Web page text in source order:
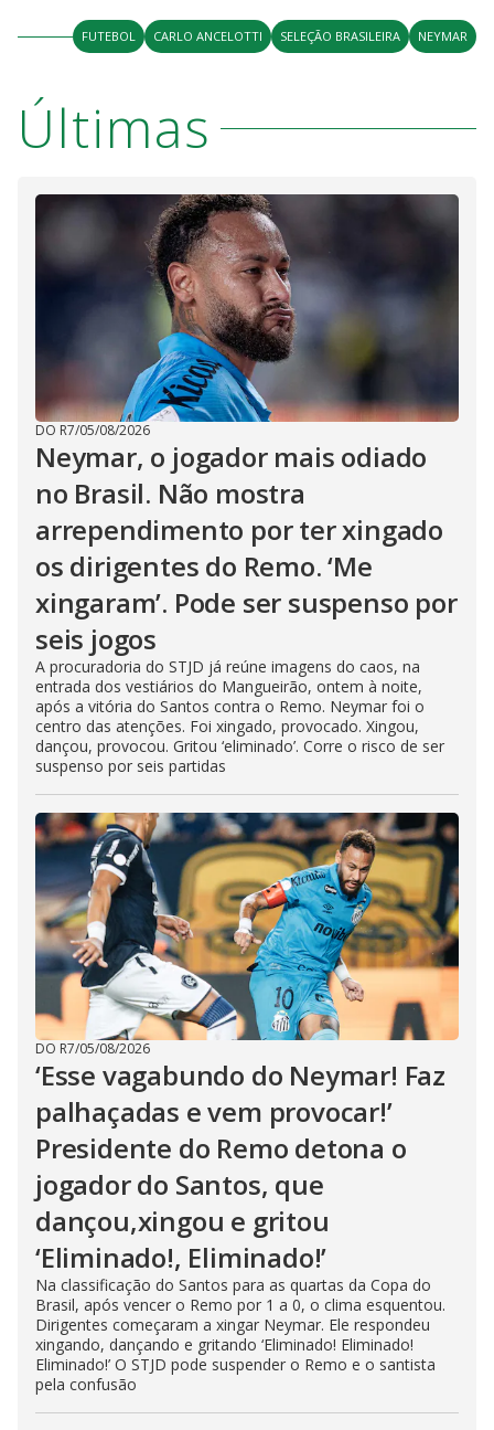
FUTEBOL CARLO ANCELOTTI SELEÇÃO BRASILEIRA NEYMAR
Últimas
DO R7/05/08/2026
Neymar, o jogador mais odiado
no Brasil. Não mostra
arrependimento por ter xingado
os dirigentes do Remo. ‘Me
xingaram’. Pode ser suspenso por
seis jogos
A procuradoria do STJD já reúne imagens do caos, na
entrada dos vestiários do Mangueirão, ontem à noite,
após a vitória do Santos contra o Remo. Neymar foi o
centro das atenções. Foi xingado, provocado. Xingou,
dançou, provocou. Gritou ‘eliminado’. Corre o risco de ser
suspenso por seis partidas
DO R7/05/08/2026
‘Esse vagabundo do Neymar! Faz
palhaçadas e vem provocar!’
Presidente do Remo detona o
jogador do Santos, que
dançou,xingou e gritou
‘Eliminado!, Eliminado!’
Na classificação do Santos para as quartas da Copa do
Brasil, após vencer o Remo por 1 a 0, o clima esquentou.
Dirigentes começaram a xingar Neymar. Ele respondeu
xingando, dançando e gritando ‘Eliminado! Eliminado!
Eliminado!’ O STJD pode suspender o Remo e o santista
pela confusão